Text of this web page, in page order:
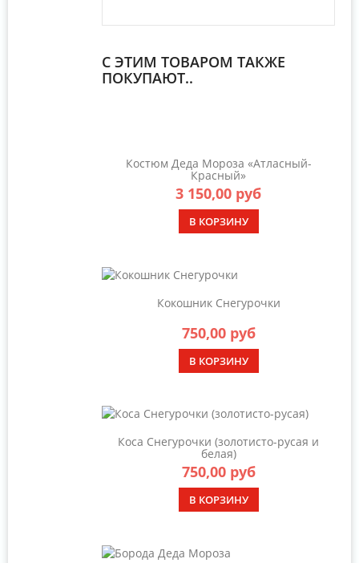
С ЭТИМ ТОВАРОМ ТАКЖЕ
ПОКУПАЮТ..
Костюм Деда Мороза «Атласный-
Красный»
3 150,00 руб
В КОРЗИНУ
Кокошник Снегурочки
750,00 руб
В КОРЗИНУ
Коса Снегурочки (золотисто-русая и
белая)
750,00 руб
В КОРЗИНУ